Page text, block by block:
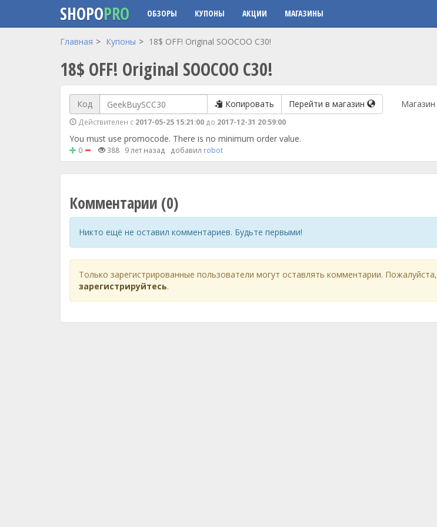
Перейти к основному содержанию
SHOPOPRO ОБЗОРЫ КУПОНЫ АКЦИИ МАГАЗИНЫ
Главная Купоны 18$ OFF! Original SOOCOO C30!
18$ OFF! Original SOOCOO C30!
Код Копировать Перейти в магазин
Действителен с 2017-05-25 15:21:00 до 2017-12-31 20:59:00
Магазин
You must use promocode. There is no minimum order value.
0 388 9 лет назад добавил robot
Комментарии (0)
Никто ещё не оставил комментариев. Будьте первыми!
Только зарегистрированные пользователи могут оставлять комментарии. Пожалуйста,
зарегистрируйтесь.